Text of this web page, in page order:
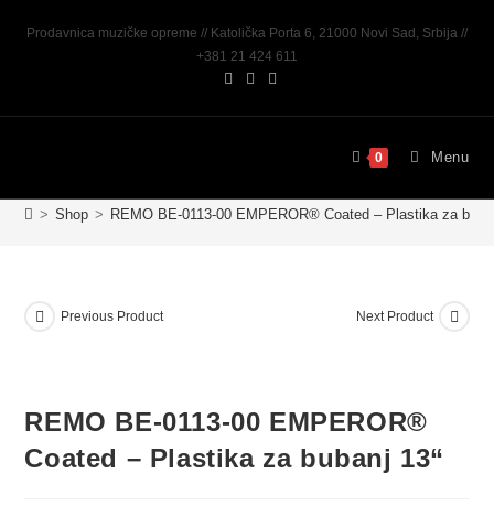
Prodavnica muzičke opreme // Katolička Porta 6, 21000 Novi Sad, Srbija //
+381 21 424 611
0 Menu
> Shop > REMO BE-0113-00 EMPEROR® Coated – Plastika za
Previous Product Next Product
REMO BE-0113-00 EMPEROR®
Coated – Plastika za bubanj 13“